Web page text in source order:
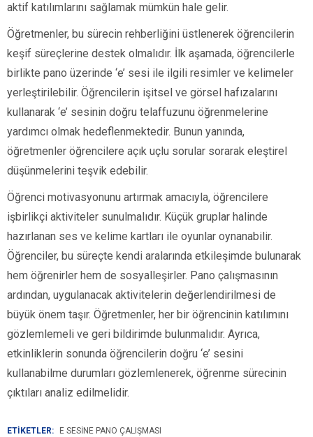
aktif katılımlarını sağlamak mümkün hale gelir.
Öğretmenler, bu sürecin rehberliğini üstlenerek öğrencilerin
keşif süreçlerine destek olmalıdır. İlk aşamada, öğrencilerle
birlikte pano üzerinde ‘e’ sesi ile ilgili resimler ve kelimeler
yerleştirilebilir. Öğrencilerin işitsel ve görsel hafızalarını
kullanarak ‘e’ sesinin doğru telaffuzunu öğrenmelerine
yardımcı olmak hedeflenmektedir. Bunun yanında,
öğretmenler öğrencilere açık uçlu sorular sorarak eleştirel
düşünmelerini teşvik edebilir.
Öğrenci motivasyonunu artırmak amacıyla, öğrencilere
işbirlikçi aktiviteler sunulmalıdır. Küçük gruplar halinde
hazırlanan ses ve kelime kartları ile oyunlar oynanabilir.
Öğrenciler, bu süreçte kendi aralarında etkileşimde bulunarak
hem öğrenirler hem de sosyalleşirler. Pano çalışmasının
ardından, uygulanacak aktivitelerin değerlendirilmesi de
büyük önem taşır. Öğretmenler, her bir öğrencinin katılımını
gözlemlemeli ve geri bildirimde bulunmalıdır. Ayrıca,
etkinliklerin sonunda öğrencilerin doğru ‘e’ sesini
kullanabilme durumları gözlemlenerek, öğrenme sürecinin
çıktıları analiz edilmelidir.
ETİKETLER: E SESINE PANO ÇALIŞMASI